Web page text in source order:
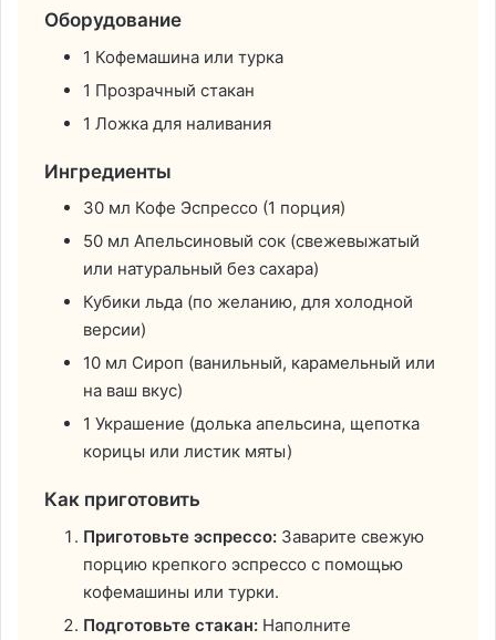
Оборудование
1 Кофемашина или турка
1 Прозрачный стакан
1 Ложка для наливания
Ингредиенты
30 мл Кофе Эспрессо (1 порция)
50 мл Апельсиновый сок (свежевыжатый
или натуральный без сахара)
Кубики льда (по желанию, для холодной
версии)
10 мл Сироп (ванильный, карамельный или
на ваш вкус)
1 Украшение (долька апельсина, щепотка
корицы или листик мяты)
Как приготовить
Приготовьте эспрессо: Заварите свежую
порцию крепкого эспрессо с помощью
кофемашины или турки.
Подготовьте стакан: Наполните